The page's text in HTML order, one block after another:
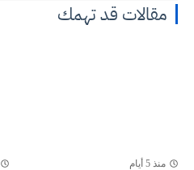
مقالات قد تهمك
منذ 5 أيام